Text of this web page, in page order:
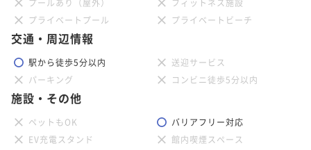
プールあり（屋外）
フィットネス施設
プライベートプール
プライベートビーチ
交通・周辺情報
駅から徒歩5分以内
送迎サービス
パーキング
コンビニ徒歩5分以内
施設・その他
ペットもOK
バリアフリー対応
EV充電スタンド
館内喫煙スペース